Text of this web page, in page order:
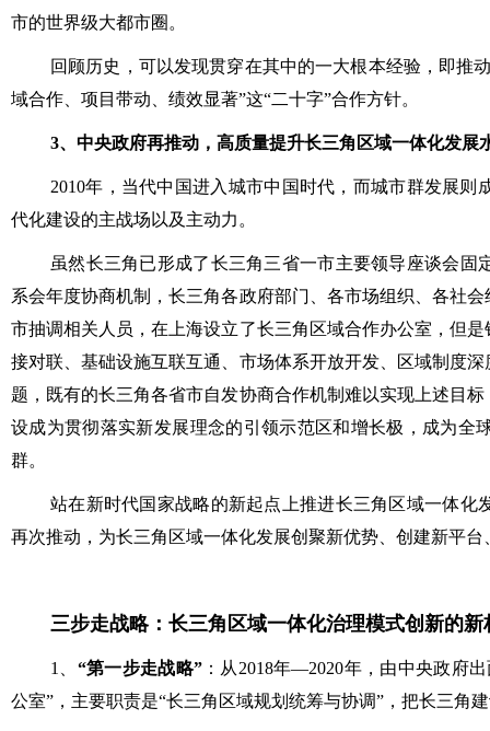
市的世界级大都市圈。
回顾历史，可以发现贯穿在其中的一大根本经验，即推
域合作、项目带动、绩效显著”这“二十字”合作方针。
3、中央政府再推动，高质量提升长三角区域一体化发展
2010年，当代中国进入城市中国时代，而城市群发展
代化建设的主战场以及主动力。
虽然长三角已形成了长三角三省一市主要领导座谈会
系会年度协商机制，长三角各政府部门、各市场组织、各社
市抽调相关人员，在上海设立了长三角区域合作办公室，但
接对联、基础设施互联互通、市场体系开放开发、区域制度
题，既有的长三角各省市自发协商合作机制难以实现上述目
设成为贯彻落实新发展理念的引领示范区和增长极，成为
群。
站在新时代国家战略的新起点上推进长三角区域一体
再次推动，为长三角区域一体化发展创聚新优势、创建新平
三步走战略：长三角区域一体化治理模式创新的新
1、 “第一步走战略”：从2018年—2020年，由中央政府
公室”，主要职责是“长三角区域规划统筹与协调”，把长三角